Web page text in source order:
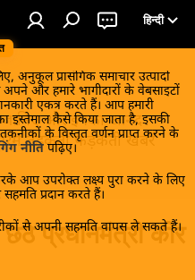
हिन्दी
अनुकूल प्रासंगिक समाचार उत्पादों
और हमारे भागीदारों के वेबसाइटों
एकत्र करते हैं। आप हमारी
इस्तेमाल कैसे किया जाता है, इसकी
के विस्तृत वर्णन प्राप्त करने के
नीति पढ़िए।
आप उपरोक्त लक्ष्य पुरा करने के लिए
प्रदान करते हैं।
से अपनी सहमति वापस ले सकते हैं।
और इनका आनंद
तड़कती फड़कती खबरें
प्रधानमंत्री कीर